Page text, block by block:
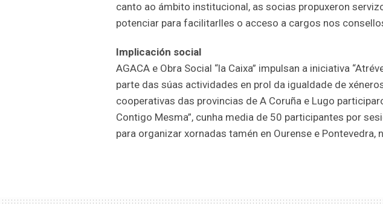
canto ao ámbito institucional, as socias propuxeron
potenciar para facilitarlles o acceso a cargos nos
Implicación social
AGACA e Obra Social “la Caixa” impulsan a iniciativa
parte das súas actividades en prol da igualdade de
cooperativas das provincias de A Coruña e Lugo
Contigo Mesma”, cunha media de 50 participantes por
para organizar xornadas tamén en Ourense e Pontevedra,